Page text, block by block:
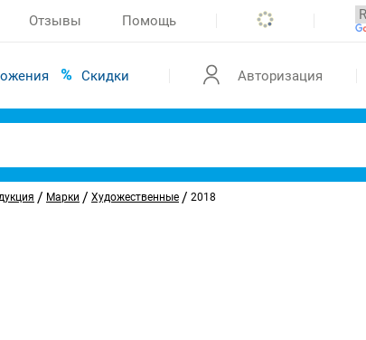
Отзывы Помощь
Скидки Авторизация
/ Марки / Художественные / 2018